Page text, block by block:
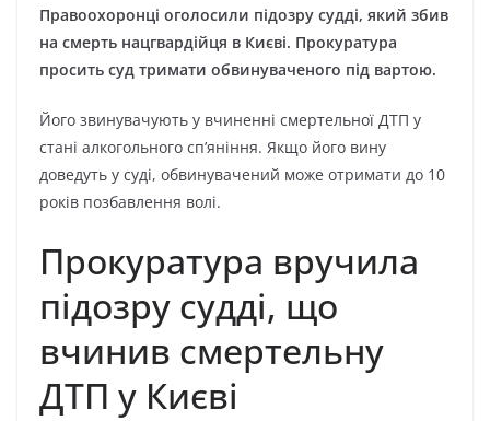
Правоохоронці оголосили підозру судді, який збив
на смерть нацгвардійця в Києві. Прокуратура
просить суд тримати обвинуваченого під вартою.
Його звинувачують у вчиненні смертельної ДТП у
стані алкогольного сп’яніння. Якщо його вину
доведуть у суді, обвинувачений може отримати до 10
років позбавлення волі.
Прокуратура вручила
підозру судді, що
вчинив смертельну
ДТП у Києві